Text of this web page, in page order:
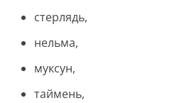
стерлядь,
нельма,
муксун,
таймень,